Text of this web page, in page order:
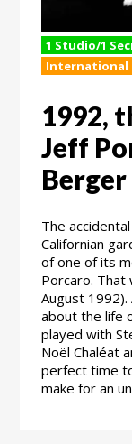
1 Studio/1
International
1992,
Jeff
Berger
The
Californian
of one of its
Porcaro. That
August
about the life
played with
Noël Chaléat
perfect time
make for an